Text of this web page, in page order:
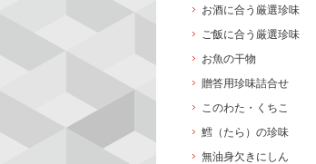
お酒に合う厳選珍味
ご飯に合う厳選珍味
お魚の干物
贈答用珍味詰合せ
このわた・くちこ
鱈（たら）の珍味
無油身欠きにしん